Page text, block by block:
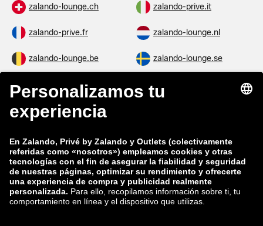
zalando-lounge.ch zalando-prive.it
zalando-prive.fr zalando-lounge.nl
zalando-lounge.be zalando-lounge.se
zalando-lounge.fi
zalando-lounge.co.uk
zalando-prive.es
zalando-lounge.lt zalando-lounge.sk
zalando-lounge.ro zalando-lounge.hr